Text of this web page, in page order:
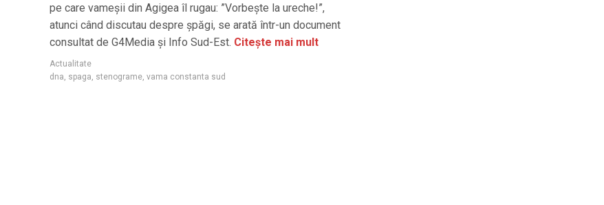
pe care vameșii din Agigea îl rugau: ”Vorbește la ureche!”,
atunci când discutau despre șpăgi, se arată într-un document
consultat de G4Media și Info Sud-Est. Citește mai mult
Actualitate
dna spaga stenograme vama constanta sud